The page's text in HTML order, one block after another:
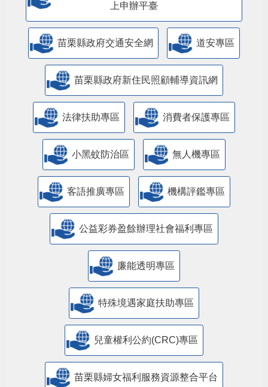
上申辦平臺
苗栗縣政府交通安全網 道安專區
苗栗縣政府新住民照顧輔導資訊網
法律扶助專區 消費者保護專區
小黑蚊防治區 無人機專區
客語推廣專區 機構評鑑專區
公益彩券盈餘辦理社會福利專區
廉能透明專區
特殊境遇家庭扶助專區
兒童權利公約(CRC)專區
苗栗縣婦女福利服務資源整合平台